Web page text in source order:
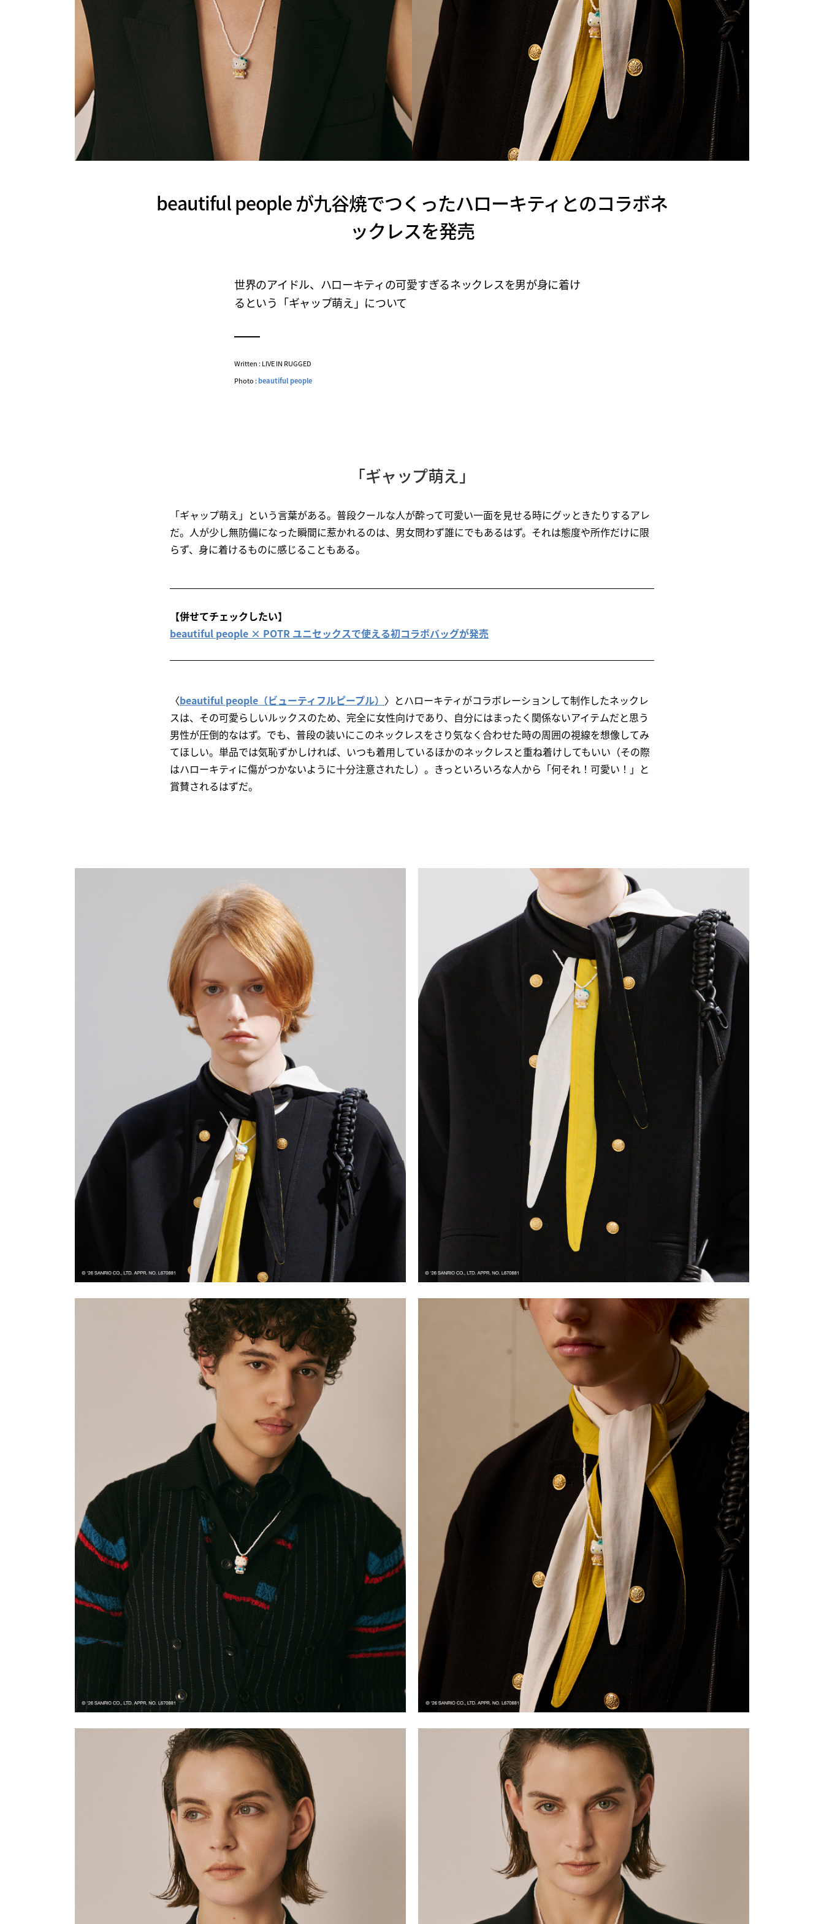
beautiful people が九谷焼でつくったハローキティとのコラボネ
ックレスを発売
世界のアイドル、ハローキティの可愛すぎるネックレスを男が身に着け
るという「ギャップ萌え」について
Written : LIVE IN RUGGED
Photo :beautiful people
「ギャップ萌え」
「ギャップ萌え」という言葉がある。普段クールな人が酔って可愛い一面を見せる時にグッときたりするアレ
だ。人が少し無防備になった瞬間に惹かれるのは、男女問わず誰にでもあるはず。それは態度や所作だけに限
らず、身に着けるものに感じることもある。
【併せてチェックしたい】
beautiful people × POTR ユニセックスで使える初コラボバッグが発売
〈beautiful people（ビューティフルピープル） 〉とハローキティがコラボレーションして制作したネックレ
スは、その可愛らしいルックスのため、完全に女性向けであり、自分にはまったく関係ないアイテムだと思う
男性が圧倒的なはず。でも、普段の装いにこのネックレスをさり気なく合わせた時の周囲の視線を想像してみ
てほしい。単品では気恥ずかしければ、いつも着用しているほかのネックレスと重ね着けしてもいい（その際
はハローキティに傷がつかないように十分注意されたし）。きっといろいろな人から「何それ！可愛い！」と
賞賛されるはずだ。